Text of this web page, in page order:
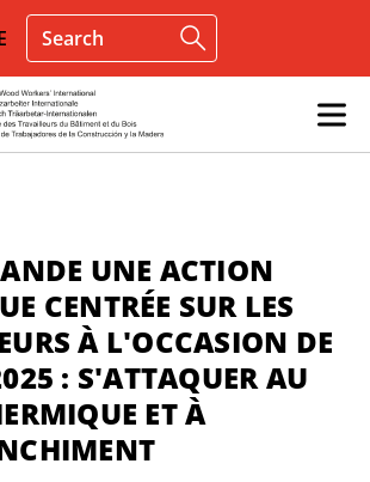
UNE ACTION
CENTRÉE SUR LES
À L'OCCASION DE
: S'ATTAQUER AU
ET À